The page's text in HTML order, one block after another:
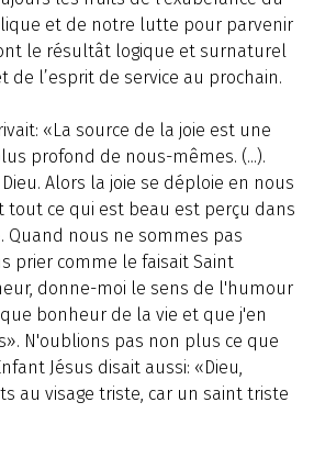
et de notre lutte pour parvenir
le résultât logique et surnaturel
de l’esprit de service au prochain.
«La source de la joie est une
profond de nous-mêmes. (...).
Alors la joie se déploie en nous
tout ce qui est beau est perçu dans
nous ne sommes pas
prier comme le faisait Saint
donne-moi le sens de l'humour
bonheur de la vie et que j'en
N'oublions pas non plus ce que
Jésus disait aussi: «Dieu,
au visage triste, car un saint triste